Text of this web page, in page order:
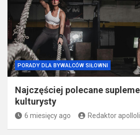
PORADY DLA BYWALCÓW SIŁOWNI
Najczęściej polecane
kulturysty
6 miesięcy ago Redaktor